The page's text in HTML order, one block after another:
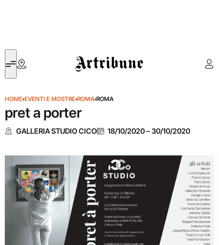
Artribune
HOME›EVENTI E MOSTRE›ROMA›ROMA
pret a porter
GALLERIA STUDIO CICO 18/10/2020–30/10/2020